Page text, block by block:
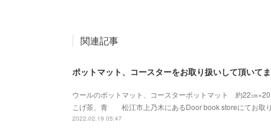
関連記事
ポットマット、コースターをお取り扱いして頂いてま
ウールのポットマット、コースターポットマット 約22㎝
こげ茶、青 松江市上乃木にあるDoor book storeにてお取
2022.02.19 05:47